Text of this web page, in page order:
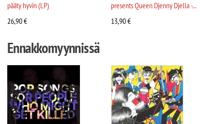
pääty hyvin (LP)
26,90€
presents Queen Djenny Djella -...
13,90€
Ennakkomyynnissä